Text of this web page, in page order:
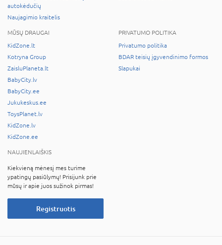
autokėdučių
Naujagimio kraitelis
MŪSŲ DRAUGAI
KidZone.lt
Kotryna Group
ZaisluPlaneta.lt
BabyCity.lv
BabyCity.ee
Jukukeskus.ee
ToysPlanet.lv
KidZone.lv
KidZone.ee
PRIVATUMO POLITIKA
Privatumo politika
BDAR teisių įgyvendinimo formos
Slapukai
NAUJIENLAIŠKIS
Kiekvieną mėnesį mes turime
ypatingų pasiūlymų! Prisijunk prie
mūsų ir apie juos sužinok pirmas!
Registruotis